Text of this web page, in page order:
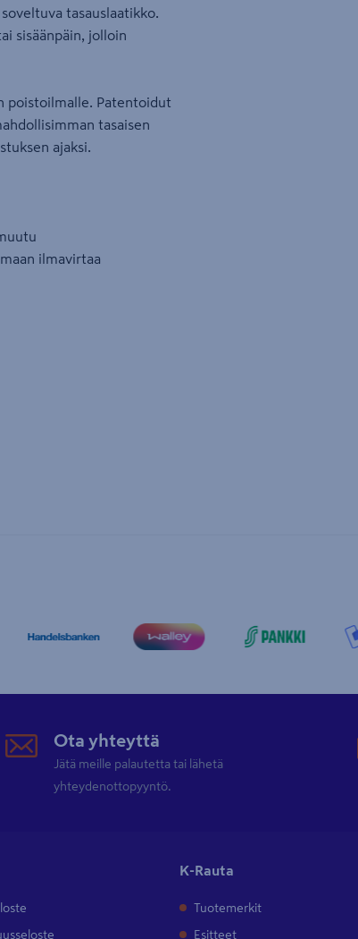
tasauslaatikko.
sisäänpäin, jolloin
poistoilmalle. Patentoidut
tasaisen
ajaksi.
ilmavirtaa
Ota yhteyttä
Jätä meille palautetta tai lähetä
yhteydenottopyyntö.
K-Rauta
Tuotemerkit
Esitteet